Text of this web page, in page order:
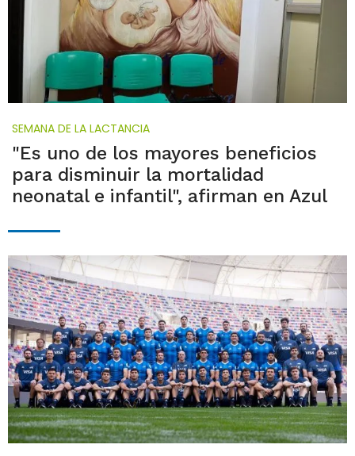
SEMANA DE LA LACTANCIA
"Es uno de los mayores beneficios
para disminuir la mortalidad
neonatal e infantil", afirman en Azul